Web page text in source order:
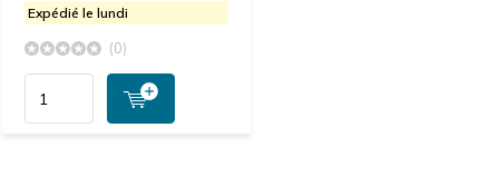
Expédié le lundi
(0)